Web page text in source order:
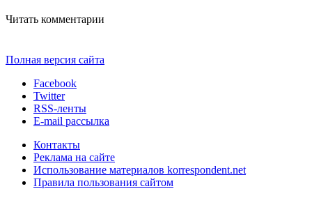
Читать комментарии
Полная версия сайта
Facebook
Twitter
RSS-ленты
E-mail рассылка
Контакты
Реклама на сайте
Использование материалов korrespondent.net
Правила пользования сайтом